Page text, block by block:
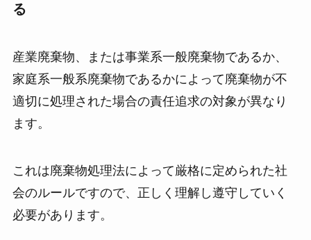
る
産業廃棄物、または事業系一般廃棄物であるか、
家庭系一般系廃棄物であるかによって廃棄物が不
適切に処理された場合の責任追求の対象が異なり
ます。
これは廃棄物処理法によって厳格に定められた社
会のルールですので、正しく理解し遵守していく
必要があります。